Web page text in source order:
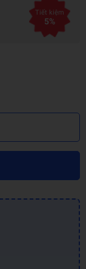
Tiết kiệm
5%